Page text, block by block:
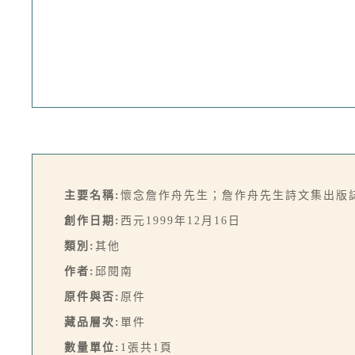
主要名稱: 懷念詹作舟先生；詹作舟先生詩文集出版
創作日期: 西元1999年12月16日
類別: 其他
作者: 邱閱南
原件與否: 原件
藏品層次: 單件
數量單位: 1張共1頁